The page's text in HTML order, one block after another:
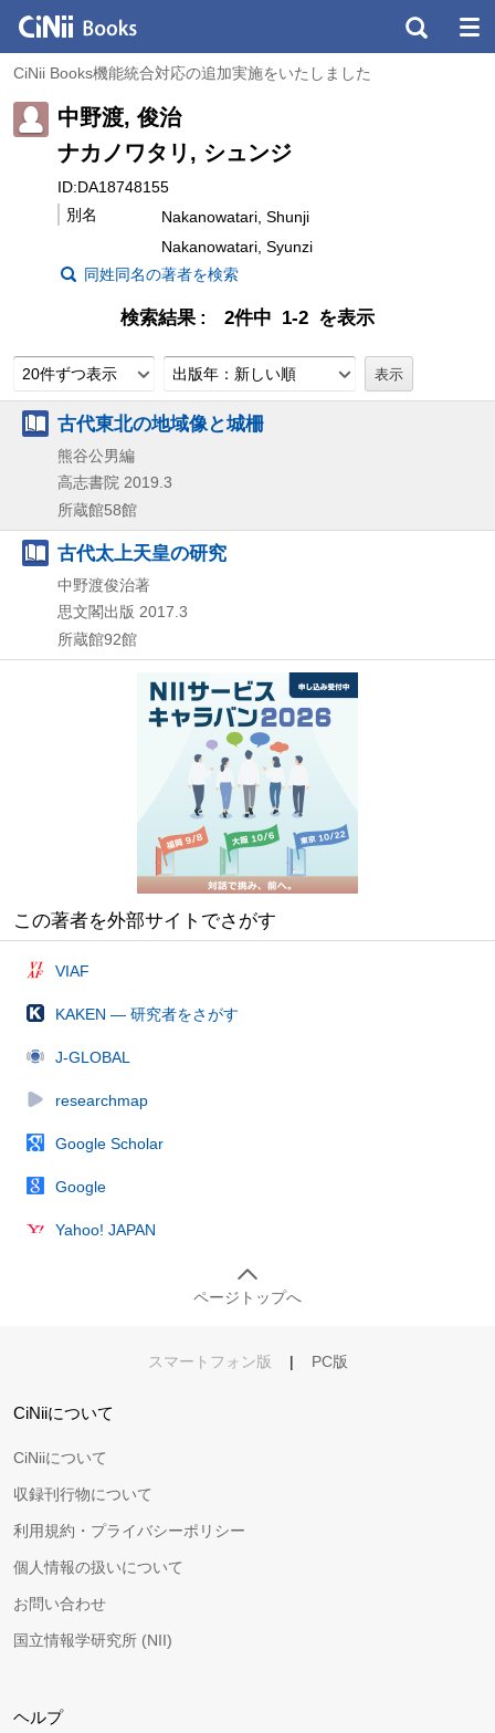
CiNii Books機能統合対応の追加実施をいたしました
中野渡, 俊治
ナカノワタリ, シュンジ
ID:DA18748155
別名
Nakanowatari, Shunji
Nakanowatari, Syunzi
同姓同名の著者を検索
検索結果 2件中 1-2 を表示
20件ずつ表示 出版年：新しい順
古代東北の地域像と城柵
熊谷公男編
高志書院 2019.3
所蔵館58館
古代太上天皇の研究
中野渡俊治著
思文閣出版 2017.3
所蔵館92館
この著者を外部サイトでさがす
VIAF
KAKEN — 研究者をさがす
J-GLOBAL
researchmap
Google Scholar
Google
Yahoo! JAPAN
ページトップへ
スマートフォン版 | PC版
CiNiiについて
CiNiiについて
収録刊行物について
利用規約・プライバシーポリシー
個人情報の扱いについて
お問い合わせ
国立情報学研究所 (NII)
ヘルプ